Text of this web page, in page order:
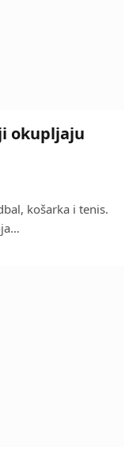
okupljaju
košarka i tenis.